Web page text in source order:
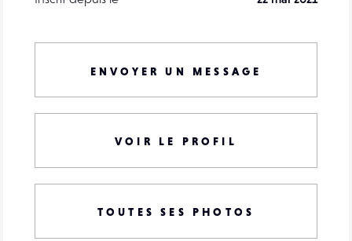
ENVOYER UN MESSAGE
VOIR LE PROFIL
TOUTES SES PHOTOS